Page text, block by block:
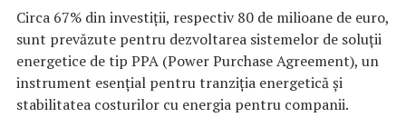
Circa 67% din investiţii, respectiv 80 de milioane de euro,
sunt prevăzute pentru dezvoltarea sistemelor de soluţii
energetice de tip PPA (Power Purchase Agreement), un
instrument esenţial pentru tranziţia energetică şi
stabilitatea costurilor cu energia pentru companii.